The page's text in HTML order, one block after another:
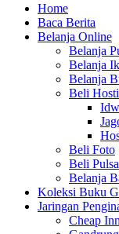
Home
Baca Berita
Belanja Online
Belanja
Belanja
Belanja
Beli
Beli Foto
Beli
Belanja
Koleksi Buku
Jaringan
Cheap